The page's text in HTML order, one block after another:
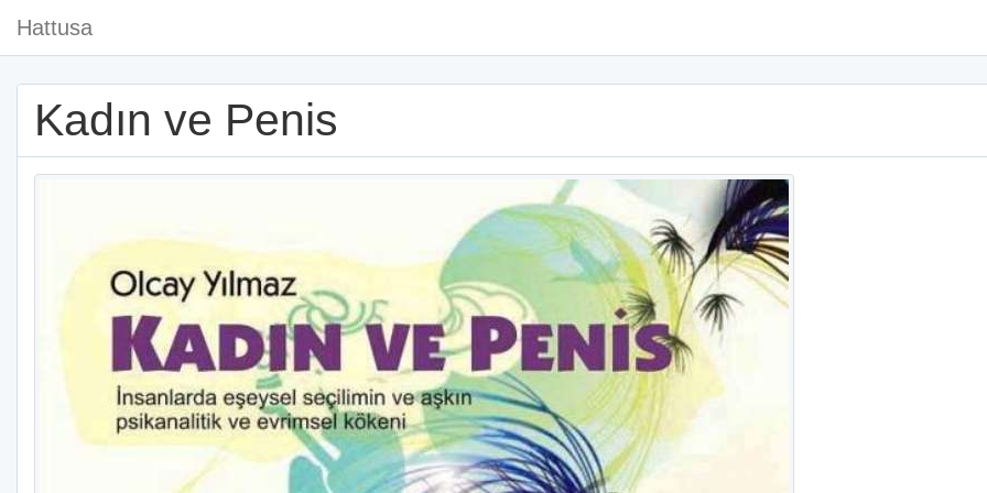
Hattusa
Kadın ve Penis